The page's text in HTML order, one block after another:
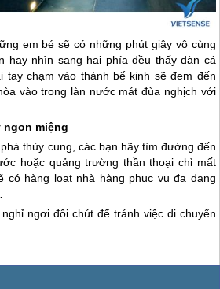
em bé sẽ có những phút giây vô cùng
hay nhìn sang hai phía đều thấy đàn cá
chạm vào thành bể kinh sẽ đem đến
vào trong làn nước mát đùa nghịch với
ngon miệng
thủy cung, các bạn hãy tìm đường đến
hoặc quảng trường thần thoại chỉ mất
có hàng loạt nhà hàng phục vụ đa dạng
ngơi đôi chút để tránh việc di chuyển